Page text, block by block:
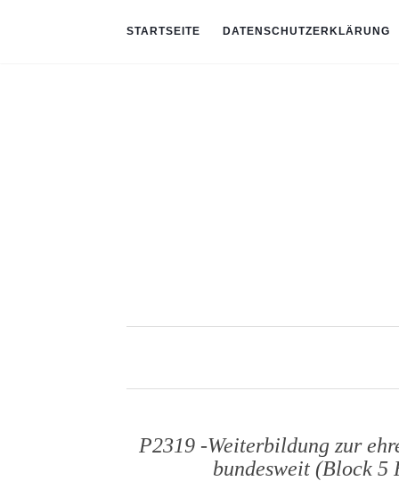
STARTSEITE DATENSCHUTZERKLÄRUNG
P2319 -Weiterbildung zur
bundesweit (Block 5